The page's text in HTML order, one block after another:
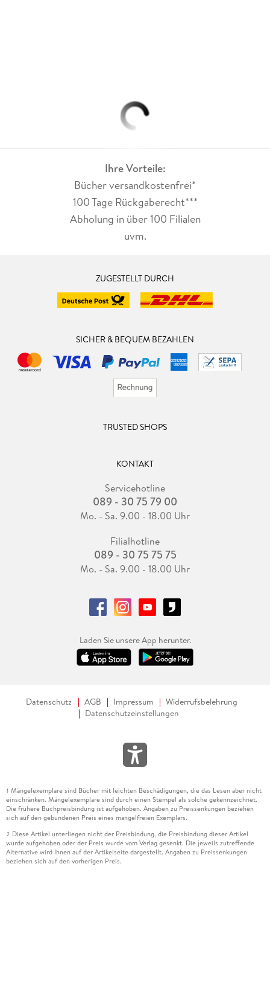
Ihre Vorteile:
Bücher versandkostenfrei*
100 Tage Rückgaberecht***
Abholung in über 100 Filialen
uvm.
ZUGESTELLT DURCH
SICHER & BEQUEM BEZAHLEN
TRUSTED SHOPS
KONTAKT
Servicehotline
089 - 30 75 79 00
Mo. - Sa. 9.00 - 18.00 Uhr
Filialhotline
089 - 30 75 75 75
Mo. - Sa. 9.00 - 18.00 Uhr
Laden Sie unsere App herunter.
Datenschutz AGB Impressum
Widerrufsbelehrung
Datenschutzeinstellungen
1 Mängelexemplare sind Bücher mit leichten Beschädigungen, die das Lesen aber nicht
einschränken. Mängelexemplare sind durch einen Stempel als solche gekennzeichnet.
Die frühere Buchpreisbindung ist aufgehoben. Angaben zu Preissenkungen beziehen
sich auf den gebundenen Preis eines mangelfreien Exemplars.
2 Diese Artikel unterliegen nicht der Preisbindung, die Preisbindung dieser Artikel
wurde aufgehoben oder der Preis wurde vom Verlag gesenkt. Die jeweils zutreffende
Alternative wird Ihnen auf der Artikelseite dargestellt. Angaben zu Preissenkungen
beziehen sich auf den vorherigen Preis.